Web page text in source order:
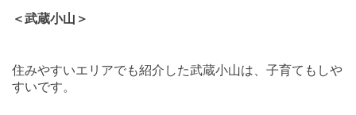
＜武蔵小山＞
住みやすいエリアでも紹介した武蔵小山は、子育てもしや
すいです。